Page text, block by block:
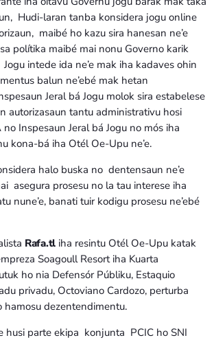
Hudi-laran tanba konsidera jogu online
maibé ho kazu sira hanesan ne’e
polítika maibé mai nonu Governo karik
intede ida ne’e mak iha kadaves ohin
balun ne’ebé mak hetan
Jeral bá Jogu molok sira estabelese
autorizasaun tantu administrativu hosi
Inspesaun Jeral bá Jogu no mós iha
kona-bá iha Otél Oe-Upu ne’e.
halo buska no dentensaun ne’e
asegura prosesu no la tau interese iha
nune’e, banati tuir kodigu prosesu ne’ebé
Rafa.tliha resintu Otél Oe-Upu katak
Soagoull Resort iha Kuarta
ho nia Defensór Públiku, Estaquio
privadu, Octoviano Cardozo, perturba
hamosu dezentendimentu.
husi parte ekipa konjunta PCIC ho SNI